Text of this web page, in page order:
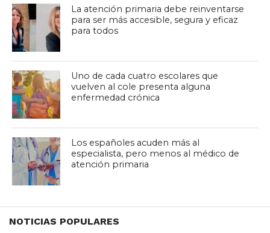
La atención primaria debe reinventarse
para ser más accesible, segura y eficaz
para todos
Uno de cada cuatro escolares que
vuelven al cole presenta alguna
enfermedad crónica
Los españoles acuden más al
especialista, pero menos al médico de
atención primaria
NOTICIAS POPULARES